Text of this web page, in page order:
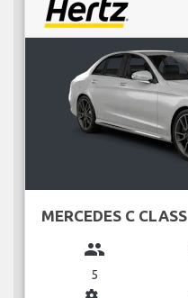
MERCEDES C CLASS
group
5